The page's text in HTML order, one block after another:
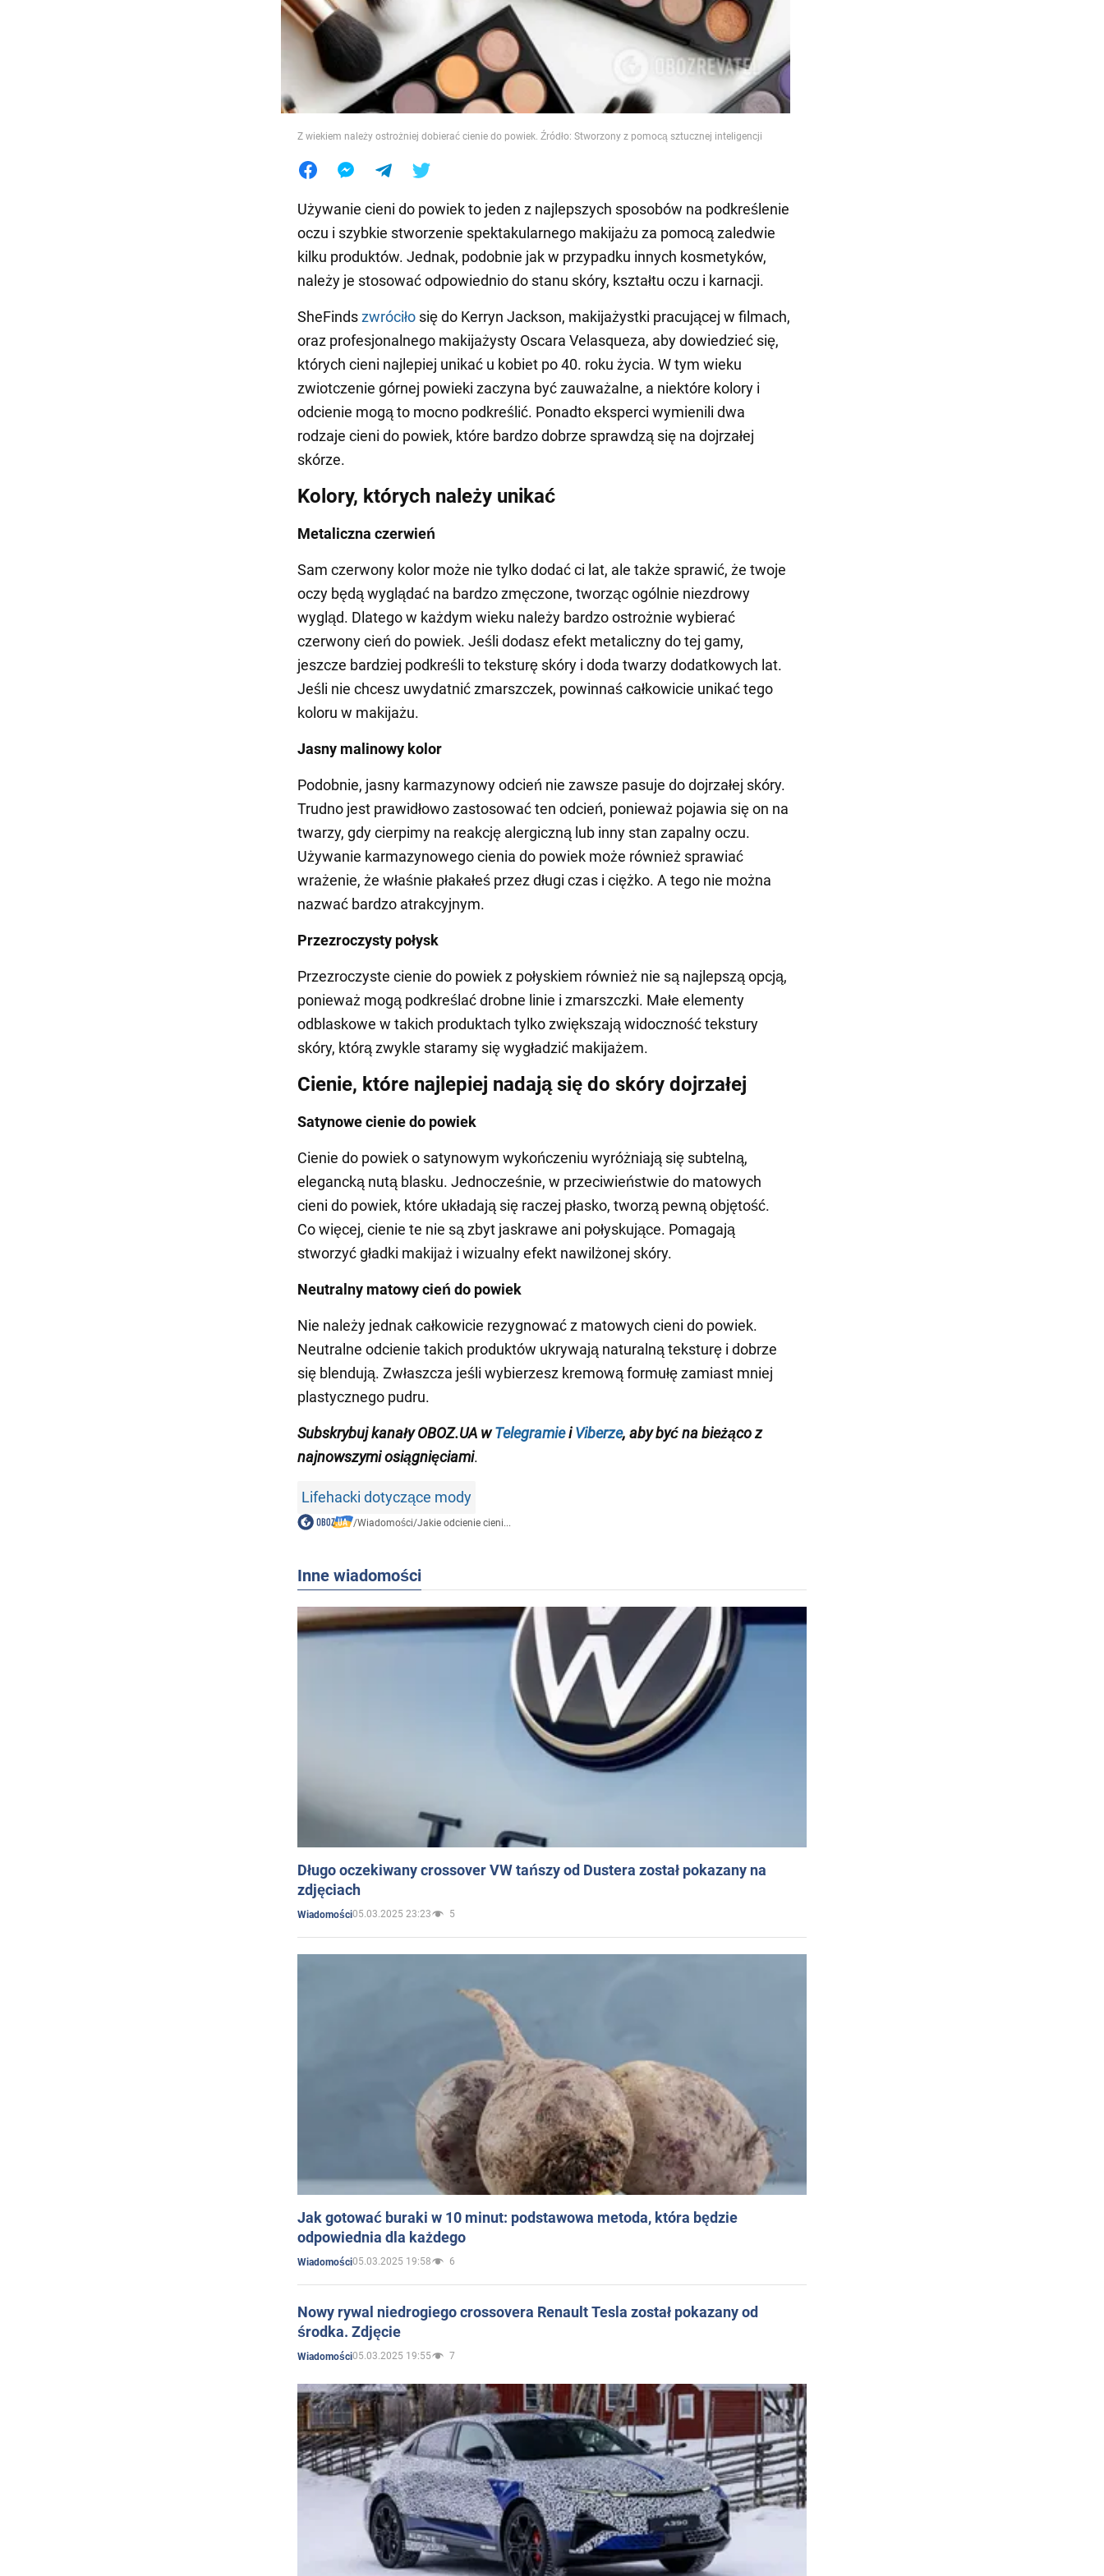
Jedzenie
Z wiekiem należy ostrożniej dobierać cienie do powiek. Źródło: Stworzony z pomocą sztucznej inteligencji
Używanie cieni do powiek to jeden z najlepszych sposobów na podkreślenie
oczu i szybkie stworzenie spektakularnego makijażu za pomocą zaledwie
kilku produktów. Jednak, podobnie jak w przypadku innych kosmetyków,
należy je stosować odpowiednio do stanu skóry, kształtu oczu i karnacji.
SheFindszwróciło się do Kerryn Jackson, makijażystki pracującej w filmach,
oraz profesjonalnego makijażysty Oscara Velasqueza, aby dowiedzieć się,
których cieni najlepiej unikać u kobiet po 40. roku życia. W tym wieku
zwiotczenie górnej powieki zaczyna być zauważalne, a niektóre kolory i
odcienie mogą to mocno podkreślić. Ponadto eksperci wymienili dwa
rodzaje cieni do powiek, które bardzo dobrze sprawdzą się na dojrzałej
skórze.
Kolory, których należy unikać
Metaliczna czerwień
Sam czerwony kolor może nie tylko dodać ci lat, ale także sprawić, że twoje
oczy będą wyglądać na bardzo zmęczone, tworząc ogólnie niezdrowy
wygląd. Dlatego w każdym wieku należy bardzo ostrożnie wybierać
czerwony cień do powiek. Jeśli dodasz efekt metaliczny do tej gamy,
jeszcze bardziej podkreśli to teksturę skóry i doda twarzy dodatkowych lat.
Jeśli nie chcesz uwydatnić zmarszczek, powinnaś całkowicie unikać tego
koloru w makijażu.
Jasny malinowy kolor
Podobnie, jasny karmazynowy odcień nie zawsze pasuje do dojrzałej skóry.
Trudno jest prawidłowo zastosować ten odcień, ponieważ pojawia się on na
twarzy, gdy cierpimy na reakcję alergiczną lub inny stan zapalny oczu.
Używanie karmazynowego cienia do powiek może również sprawiać
wrażenie, że właśnie płakałeś przez długi czas i ciężko. A tego nie można
nazwać bardzo atrakcyjnym.
Przezroczysty połysk
Przezroczyste cienie do powiek z połyskiem również nie są najlepszą opcją,
ponieważ mogą podkreślać drobne linie i zmarszczki. Małe elementy
odblaskowe w takich produktach tylko zwiększają widoczność tekstury
skóry, którą zwykle staramy się wygładzić makijażem.
Cienie, które najlepiej nadają się do skóry dojrzałej
Satynowe cienie do powiek
Cienie do powiek o satynowym wykończeniu wyróżniają się subtelną,
elegancką nutą blasku. Jednocześnie, w przeciwieństwie do matowych
cieni do powiek, które układają się raczej płasko, tworzą pewną objętość.
Co więcej, cienie te nie są zbyt jaskrawe ani połyskujące. Pomagają
stworzyć gładki makijaż i wizualny efekt nawilżonej skóry.
Neutralny matowy cień do powiek
Nie należy jednak całkowicie rezygnować z matowych cieni do powiek.
Neutralne odcienie takich produktów ukrywają naturalną teksturę i dobrze
się blendują. Zwłaszcza jeśli wybierzesz kremową formułę zamiast mniej
plastycznego pudru.
Subskrybuj kanały OBOZ.UA wTelegramieiViberze, aby być na bieżąco z
najnowszymi osiągnięciami.
Lifehacki dotyczące mody
/Wiadomości/Jakie odcienie cieni...
Inne wiadomości
Długo oczekiwany crossover VW tańszy od Dustera został pokazany na
zdjęciach
Wiadomości05.03.2025 23:23 5
Jak gotować buraki w 10 minut: podstawowa metoda, która będzie
odpowiednia dla każdego
Wiadomości05.03.2025 19:58 6
Nowy rywal niedrogiego crossovera Renault Tesla został pokazany od
środka. Zdjęcie
Wiadomości05.03.2025 19:55 7